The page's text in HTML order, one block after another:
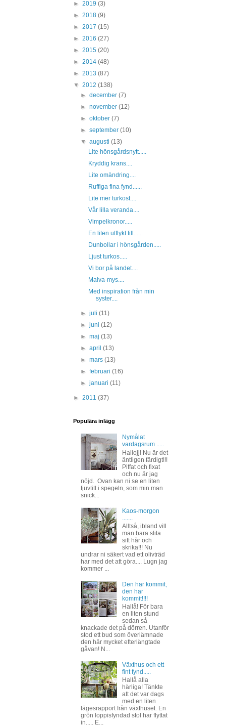
► 2019 (3)
► 2018 (9)
► 2017 (15)
► 2016 (27)
► 2015 (20)
► 2014 (48)
► 2013 (87)
▼ 2012 (138)
►december(7)
►november(12)
►oktober(7)
►september(10)
▼augusti(13)
Lite hönsgårdsnytt.....
Kryddig krans....
Lite omändring....
Ruffiga fina fynd......
Lite mer turkost....
Vår lilla veranda....
Vimpelkronor.....
En liten utflykt till......
Dunbollar i hönsgården.....
Ljust turkos.....
Vi bor på landet....
Malva-mys....
Med inspiration från min
syster....
►juli(11)
►juni(12)
►maj(13)
►april(13)
►mars(13)
►februari(16)
►januari(11)
► 2011 (37)
Populära inlägg
Nymålat
vardagsrum .....
Hallojj! Nu är det
äntligen färdigt!!!
Piffat och fixat
och nu är jag
nöjd. Ovan kan ni se en liten
tjuvtitt i spegeln, som min man
snick...
Kaos-morgon
Alltså, ibland vill
man bara slita
sitt hår och
skrika!!! Nu
undrar ni säkert vad ett olivträd
har med det att göra.... Lugn jag
kommer ...
Den har kommit,
den har
kommit!!!!
Hallå! För bara
en liten stund
sedan så
knackade det på dörren. Utanför
stod ett bud som överlämnade
den här mycket efterlängtade
gåvan! N...
Växthus och ett
fint fynd.....
Hallå alla
härliga! Tänkte
att det var dags
med en liten
lägesrapport från växthuset. En
grön loppisfyndad stol har flyttat
in..... E...